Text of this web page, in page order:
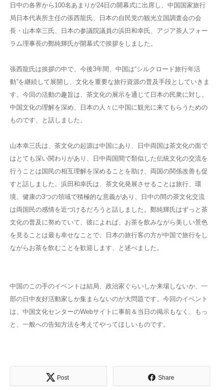
日中の各界から100名あまりが24日の開幕式に出席し、中国国家旅行
局日本代表所主任の張西龍氏、日本の自民党の観光立国調査会の会
長・山本幸三氏、日本の参議院議員の浜田和幸氏、アジア茶人フォー
ラム理事長の鄭純輝氏が開幕式で挨拶をしました。
張西龍氏は挨拶の中で、今後3年間、中国は“シルクロード旅行年活
動”を継続して展開し、文化を重要な旅行資源の普及手段としていきま
す。今回の活動の趣旨は、茶文化の展示を通じて日本の民衆に対し、
中国文化の理解を深め、日本の人々に中国に観光に来てもらうための
ものです、と話しました。
山本幸三氏は、茶文化の起源は中国にあり、日中両国は茶文化の面で
はとても深い関わりがあり、日中両国間で類似した伝統文化の交流を
行うことは国民の相互理解を深めることを助け、両国の関係改善も促
すと話しました。浜田和幸氏は、茶文化発展させることは旅行、環
境、健康の3つの領域で積極的な意義があり、日中の間の茶文化交流
は両国民の感情を近づけるだろうと話しました。鄭純輝氏はずっと茶
文化の普及に努めていて、彼によれば、お茶を飲みながら美しい景色
を見ることは最も幸せなことで、日本の旅行客の方が中国で旅行をし
ながらお茶を飲むことを歓迎します、と述べました。
中国のこの手のイベントは結局、政治家ぐらいしか来場しないか、一
部の日中友好活動家しか集まらないのが大問題です。今回のイベント
は、中国文化センターのWebサイトに事前＆当日の掲示もなく、もっ
と、一般への告知方法を考えてやってほしいものです。
Post Share